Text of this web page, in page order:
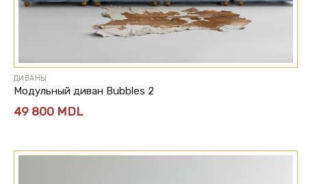
ДИВАНЫ
Модульный диван Bubbles 2
49 800 MDL